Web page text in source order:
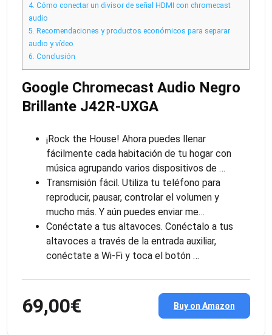
4. Cómo conectar un divisor de señal HDMI con chromecast
audio
5. Recomendaciones y productos económicos para separar
audio y vídeo
6. Conclusión
Google Chromecast Audio Negro
Brillante J42R-UXGA
¡Rock the House! Ahora puedes llenar
fácilmente cada habitación de tu hogar con
música agrupando varios dispositivos de …
Transmisión fácil. Utiliza tu teléfono para
reproducir, pausar, controlar el volumen y
mucho más. Y aún puedes enviar me…
Conéctate a tus altavoces. Conéctalo a tus
altavoces a través de la entrada auxiliar,
conéctate a Wi-Fi y toca el botón …
69,00€ Buy on Amazon